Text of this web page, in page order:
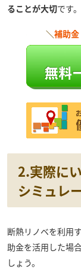
ることが大切です。
＼補助
2.実際に
シミュレ
断熱リノベを利用
助金を活用した場
しょう。